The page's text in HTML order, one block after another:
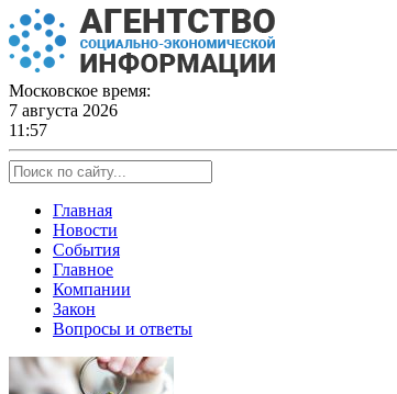
Skip
to
content
Московское время:
7 августа 2026
11:57
Главная
Новости
События
Главное
Компании
Закон
Вопросы и ответы